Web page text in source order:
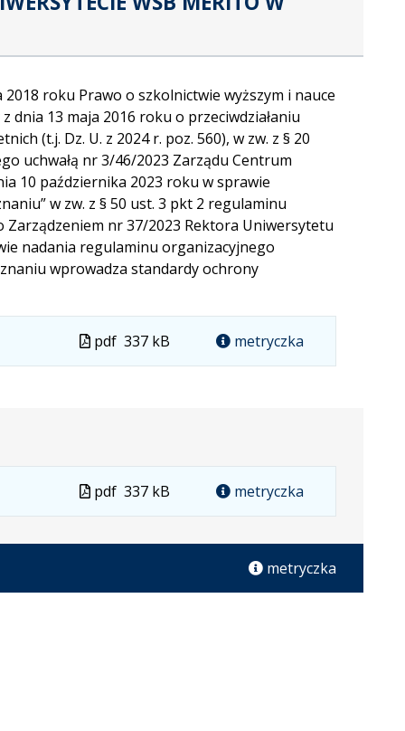
roku Prawo o szkolnictwie wyższym i nauce
dnia 13 maja 2016 roku o przeciwdziałaniu
(t.j. Dz. U. z 2024 r. poz. 560), w zw. z § 20
uchwałą nr 3/46/2023 Zarządu Centrum
10 października 2023 roku w sprawie
w zw. z § 50 ust. 3 pkt 2 regulaminu
nr 37/2023 Rektora Uniwersytetu
nadania regulaminu organizacyjnego
wprowadza standardy ochrony
Plik
w
pdf 337 kB metryczka
Plik
pdf 337 kB metryczka
metryczka